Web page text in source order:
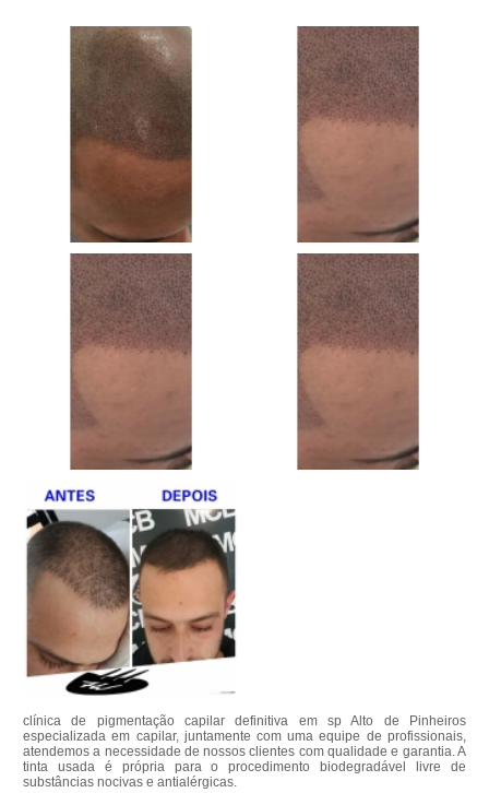
clínica de pigmentação capilar definitiva em sp Alto de Pinheiros
especializada em capilar, juntamente com uma equipe de profissionais,
atendemos a necessidade de nossos clientes com qualidade e garantia. A
tinta usada é própria para o procedimento biodegradável livre de
substâncias nocivas e antialérgicas.